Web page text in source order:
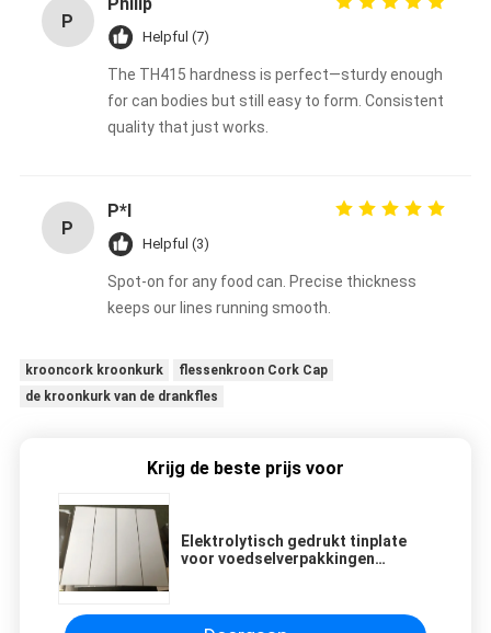
P
Helpful (7)
The TH415 hardness is perfect—sturdy enough
for can bodies but still easy to form. Consistent
quality that just works.
P
P*l
Helpful (3)
Spot-on for any food can. Precise thickness
keeps our lines running smooth.
krooncork kroonkurk
flessenkroon Cork Cap
de kroonkurk van de drankfles
Krijg de beste prijs voor
Elektrolytisch gedrukt tinplate
voor voedselverpakkingen